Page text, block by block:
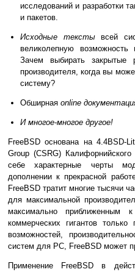
исследований и разработки
и пакетов.
Исходные текстывсей
великолепную возможность
Зачем выбирать закрытые
производителя, когда вы
систему?
Обширная online
И многое-многое другое!
FreeBSD основана на 4.4BSD-
Group (CSRG)
себе характерные черты
дополнении к прекрасной
FreeBSD тратит многие тысячи
для максимальной
максимально приближенным
коммерческих гигантов
возможностей,
систем для PC, FreeBSD может
Применение FreeBSD в